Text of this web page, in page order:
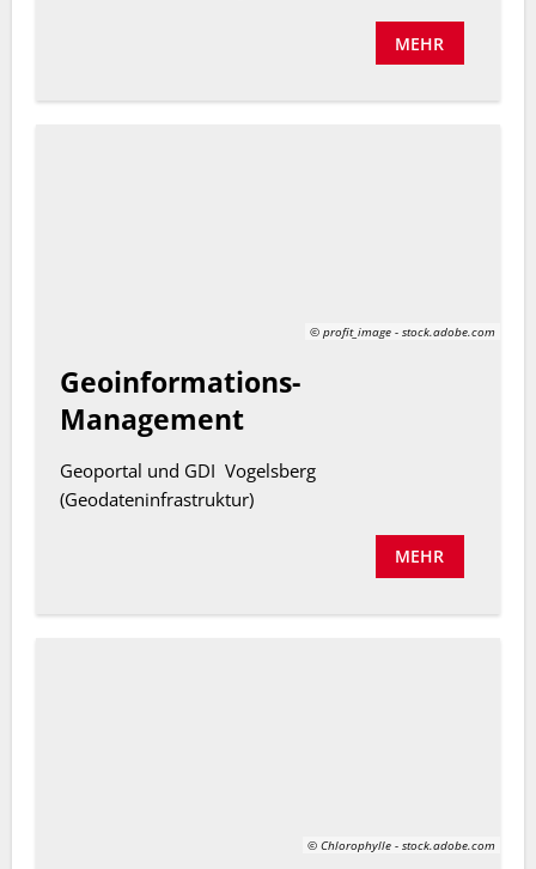
MEHR
© profit_image - stock.adobe.com
Geoinformations-
Management
Geoportal und GDI Vogelsberg
(Geodateninfrastruktur)
MEHR
© Chlorophylle - stock.adobe.com